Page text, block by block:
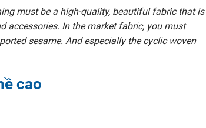
must be a high-quality, beautiful fabric that is
accessories. In the market fabric, you must
sesame. And especially the cyclic woven
cao